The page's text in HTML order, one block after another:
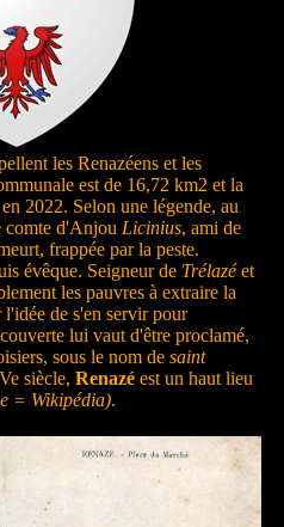
les Renazéens et les
est de 16,72 km2 et la
2022. Selon une légende, au
comte d'Anjou Licinius, ami de
frappée par la peste.
évêque. Seigneur de Trélazéet
les pauvres à extraire la
de s'en servir pour
lui vaut d'être proclamé,
sous le nom de saint
siècle, Renazé est un haut lieu
= Wikipédia).